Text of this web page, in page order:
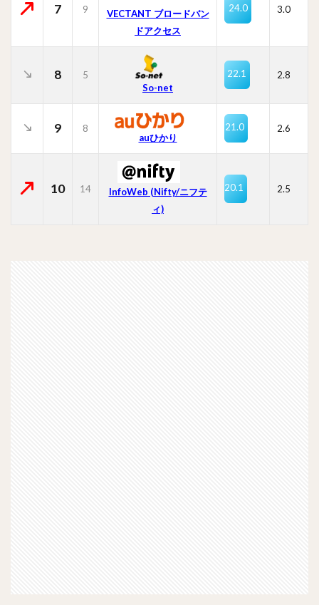
7 9
VECTANT ブロードバン
ドアクセス
24.0 3.0
8
5
So-net
22.1 2.8
9
8
auひかり
21.0 2.6
10 14
InfoWeb (Nifty/ニフテ
ィ)
20.1 2.5